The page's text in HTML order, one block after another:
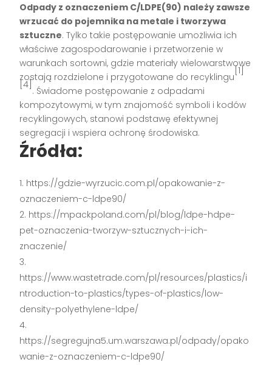
Odpady z oznaczeniem C/LDPE(90) należy zawsze
wrzucać do pojemnika na metale i tworzywa
sztuczne. Tylko takie postępowanie umożliwia ich
właściwe zagospodarowanie i przetworzenie w
warunkach sortowni, gdzie materiały wielowarstwowe
zostają rozdzielone i przygotowane do recyklingu
[1]
[4]
. Świadome postępowanie z odpadami
kompozytowymi, w tym znajomość symboli i kodów
recyklingowych, stanowi podstawę efektywnej
segregacji i wspiera ochronę środowiska.
Źródła:
https://gdzie-wyrzucic.com.pl/opakowanie-z-
oznaczeniem-c-ldpe90/
https://mpackpoland.com/pl/blog/ldpe-hdpe-
pet-oznaczenia-tworzyw-sztucznych-i-ich-
znaczenie/
https://www.wastetrade.com/pl/resources/plastics/i
ntroduction-to-plastics/types-of-plastics/low-
density-polyethylene-ldpe/
https://segregujna5.um.warszawa.pl/odpady/opako
wanie-z-oznaczeniem-c-ldpe90/